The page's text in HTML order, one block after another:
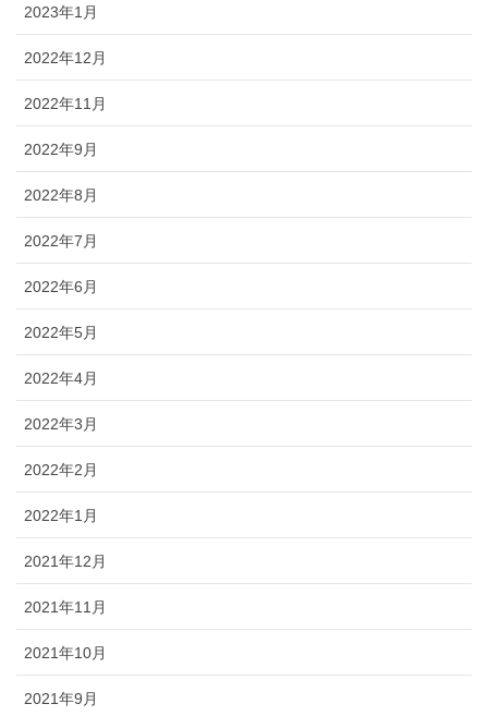
2023年1月
2022年12月
2022年11月
2022年9月
2022年8月
2022年7月
2022年6月
2022年5月
2022年4月
2022年3月
2022年2月
2022年1月
2021年12月
2021年11月
2021年10月
2021年9月